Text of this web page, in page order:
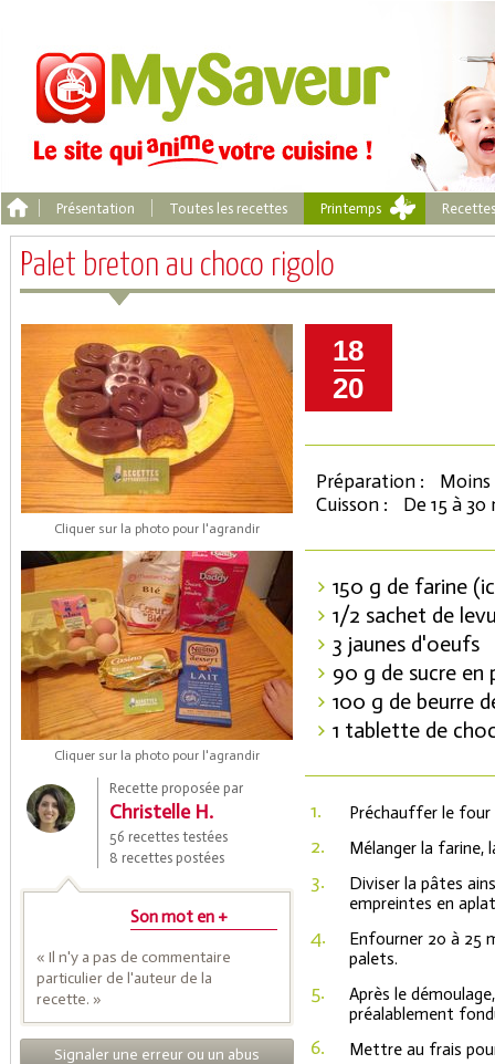
Présentation Toutes les recettes Printemps
Palet breton au choco rigolo
Cliquer sur la photo pour l'agrandir
Cliquer sur la photo pour l'agrandir
Recette proposée par
Christelle H.
56 recettes testées
8 recettes postées
Son mot en +
« Il n'y a pas de commentaire
particulier de l'auteur de la
recette. »
Signaler une erreur ou un abus
18
20
Préparation :
Moins
Cuisson :
De 15 à
150 g de farine
1/2 sachet de
3 jaunes d'oeufs
90 g de sucre en
100 g de beurre
1 tablette de
1. Préchauffer le four
2. Mélanger la farine,
3.
Diviser la pâtes
empreintes en
4.
Enfourner 20 à 25
palets.
5.
Après le
préalablement
6. Mettre au frais